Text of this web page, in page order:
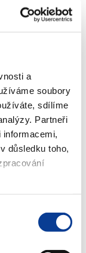
a
soubory
sdílíme
Partneři
důsledku toho,
upřesněními.
prioritou
například
Andrej Babiš.
prostředí ve 190
právní
a časová
malého či
přístup k
hodnocení